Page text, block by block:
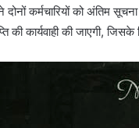
कर्मचारियों को अंतिम
कार्यवाही की जाएगी, जिसके